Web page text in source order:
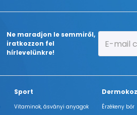
Ne maradjon le semmiről,
iratkozzon fel
hírlevelünkre!
Sport
Vitaminok, ásványi anyagok
Érzékeny bőr